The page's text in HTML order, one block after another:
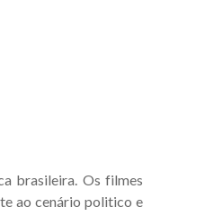
brasileira. Os filmes
ao cenário politico e